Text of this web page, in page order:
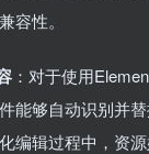
容性。
：对于使用
能够自动识别并
编辑过程中，资